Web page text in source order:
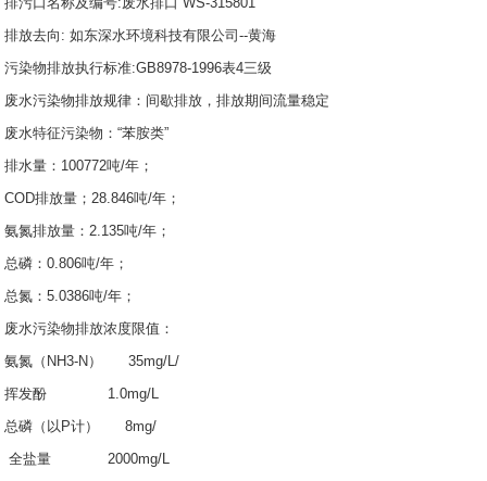
排放去向: 如东深水环境科技有限公司--黄海
污染物排放执行标准:GB8978-1996表4三级
废水污染物排放规律：间歇排放，排放期间流量稳定
废水特征污染物：“苯胺类”
排水量：100772吨/年；
COD排放量；28.846吨/年；
氨氮排放量：2.135吨/年；
总磷：0.806吨/年；
总氮：5.0386吨/年；
废水污染物排放浓度限值：
氨氮（NH3-N） 35mg/L/
挥发酚 1.0mg/L
总磷（以P计） 8mg/
全盐量 2000mg/L